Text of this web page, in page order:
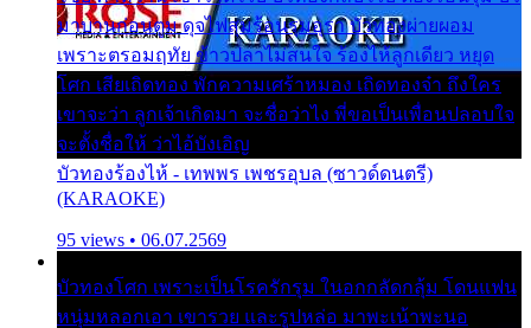
มาบานก่อนตูม ดุจไฟสุมร้อนรุมอุรา บัวทองผ่ายผอม
เพราะตรอมฤทัย ข้าวปลาไม่สนใจ ร้องไห้ลูกเดียว หยุด
โศก เสียเถิดทอง พักความเศร้าหมอง เถิดทองจ๋า ถึงใคร
เขาจะว่า ลูกเจ้าเกิดมา จะชื่อว่าไง พี่ขอเป็นเพื่อนปลอบใจ
จะตั้งชื่อให้ ว่าไอ้บังเอิญ
บัวทองร้องไห้ - เทพพร เพชรอุบล (ซาวด์ดนตรี)
(KARAOKE)
95 views • 06.07.2569
บัวทองโศก เพราะเป็นโรครักรุม ในอกกลัดกลุ้ม โดนแฟน
หนุ่มหลอกเอา เขารวย และรูปหล่อ มาพะเน้าพะนอ